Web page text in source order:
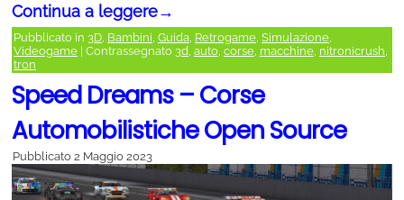
Continua a leggere→
Pubblicato in 3D Bambini Guida Retrogame Simulazione
Videogame Contrassegnato 3d auto corse macchine nitronicrush
tron
Speed Dreams – Corse
Automobilistiche Open Source
Pubblicato 2 Maggio 2023